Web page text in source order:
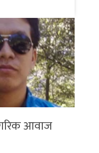
आवाज